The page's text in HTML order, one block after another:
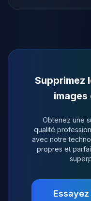
Supprimez
Obtenez une
qualité
avec notre
propres et